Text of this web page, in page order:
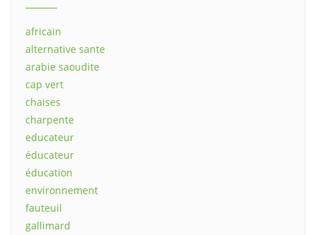
africain
alternative sante
arabie saoudite
cap vert
chaises
charpente
educateur
éducateur
éducation
environnement
fauteuil
gallimard